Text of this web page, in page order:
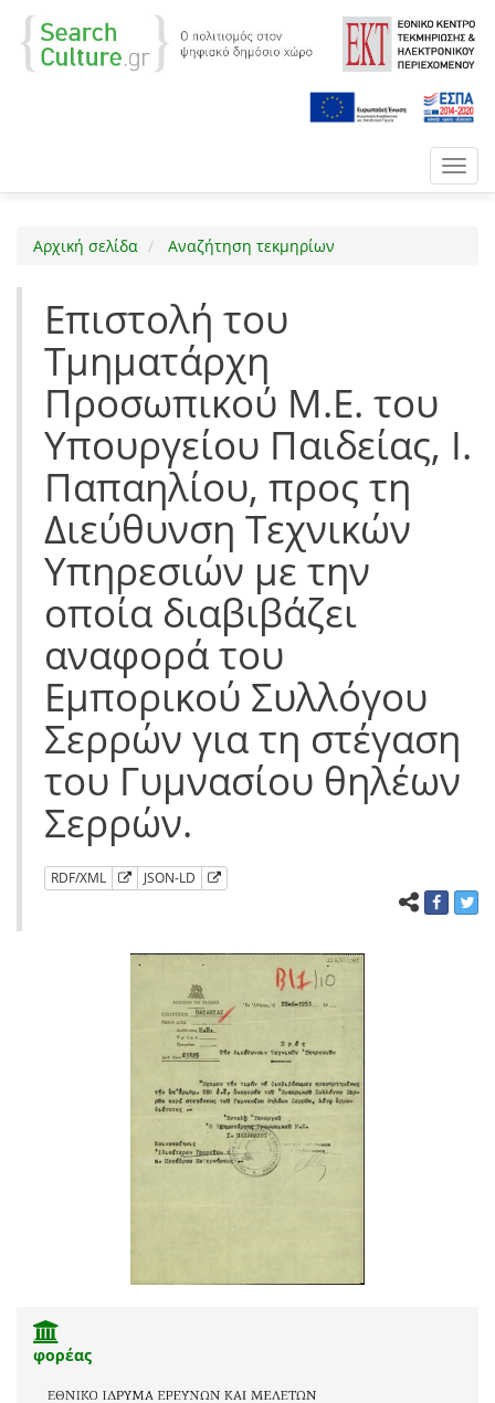
Αρχική σελίδα Αναζήτηση τεκμηρίων
Επιστολή του
Τμηματάρχη
Προσωπικού Μ.Ε. του
Υπουργείου Παιδείας, Ι.
Παπαηλίου, προς τη
Διεύθυνση Τεχνικών
Υπηρεσιών με την
οποία διαβιβάζει
αναφορά του
Εμπορικού Συλλόγου
Σερρών για τη στέγαση
του Γυμνασίου θηλέων
Σερρών.
RDF/XML JSON-LD
φορέας